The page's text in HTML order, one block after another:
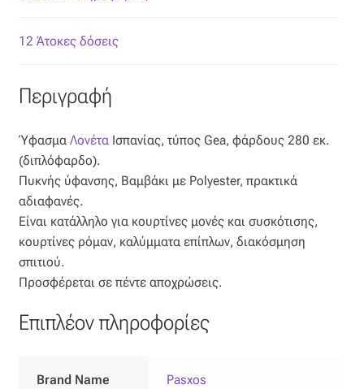
12 Άτοκες δόσεις
Περιγραφή
Ύφασμα Λονέτα Ισπανίας, τύπος Gea, φάρδους 280 εκ.
(διπλόφαρδο).
Πυκνής ύφανσης, Βαμβάκι με Polyester, πρακτικά
αδιαφανές.
Είναι κατάλληλο για κουρτίνες μονές και συσκότισης,
κουρτίνες ρόμαν, καλύμματα επίπλων, διακόσμηση
σπιτιού.
Προσφέρεται σε πέντε αποχρώσεις.
Επιπλέον πληροφορίες
Brand Name Pasxos